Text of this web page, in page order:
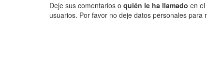
Deje sus comentarios o quién le ha llamado en el
usuarios. Por favor no deje datos personales para